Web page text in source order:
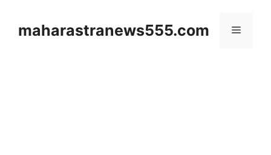
contentmaharastranews555.com Menu